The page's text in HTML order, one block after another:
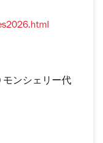
モンシェリー代